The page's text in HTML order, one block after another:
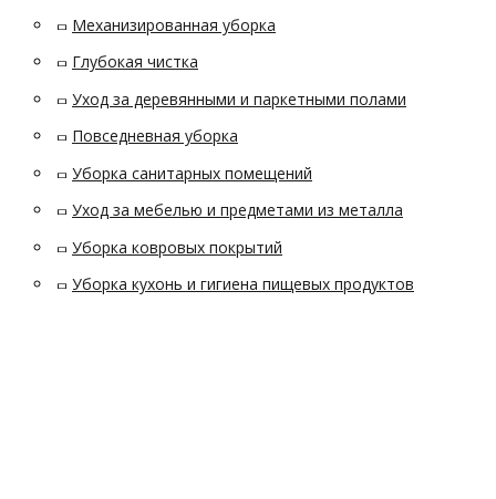
Механизированная уборка
Глубокая чистка
Уход за деревянными и паркетными полами
Повседневная уборка
Уборка санитарных помещений
Уход за мебелью и предметами из металла
Уборка ковровых покрытий
Уборка кухонь и гигиена пищевых продуктов